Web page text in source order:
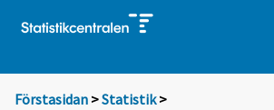
Förstasidan >Statistik >